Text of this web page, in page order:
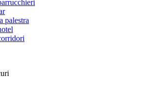
palestra